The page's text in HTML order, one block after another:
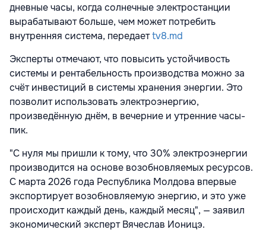
дневные часы, когда солнечные электростанции
вырабатывают больше, чем может потребить
внутренняя система, передаетtv8.md
Эксперты отмечают, что повысить устойчивость
системы и рентабельность производства можно за
счёт инвестиций в системы хранения энергии. Это
позволит использовать электроэнергию,
произведённую днём, в вечерние и утренние часы-
пик.
"С нуля мы пришли к тому, что 30% электроэнергии
производится на основе возобновляемых ресурсов.
С марта 2026 года Республика Молдова впервые
экспортирует возобновляемую энергию, и это уже
происходит каждый день, каждый месяц", — заявил
экономический эксперт Вячеслав Ионицэ.